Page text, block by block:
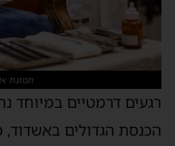
תמונת
דרמטיים במיוחד
הגדולים באשדוד,